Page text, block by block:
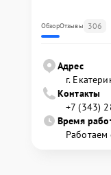
ОбзорОтзывы 306
Адрес
г.
Контакты
+7 (343)
Время